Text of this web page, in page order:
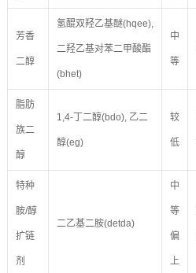
芳香
二醇
氢醌双羟乙基醚(hqee),
二羟乙基对苯二甲酸酯
(bhet)
中
等
脂肪
族二
醇
1,4-丁二醇(bdo), 乙二
醇(eg)
较
低
特种
胺/醇
扩链
剂
二乙基二胺(detda)
中
等
偏
上